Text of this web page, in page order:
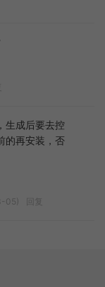
生成后要去控
的再安装，否
05) 回复